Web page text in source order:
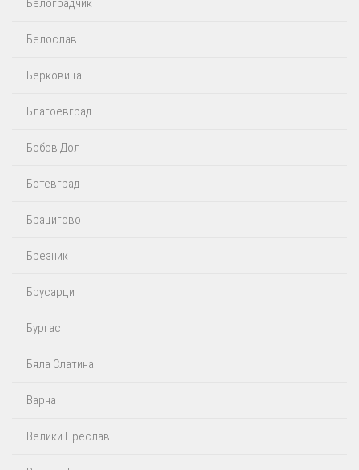
Белоградчик
Белослав
Берковица
Благоевград
Бобов Дол
Ботевград
Брацигово
Брезник
Брусарци
Бургас
Бяла Слатина
Варна
Велики Преслав